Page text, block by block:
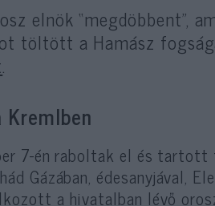
elnök “megdöbbent”,
töltött a Hamász
.
7-én raboltak el és tartott
Gázában, édesanyjával,
a hivatalban lévő